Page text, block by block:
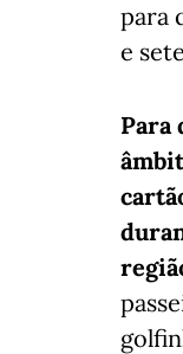
para
e
Para